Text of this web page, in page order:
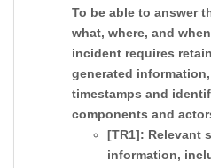
To be able to answer
what, where, and
incident requires
generated
timestamps and
components and
[TR1]: Relevant
information,